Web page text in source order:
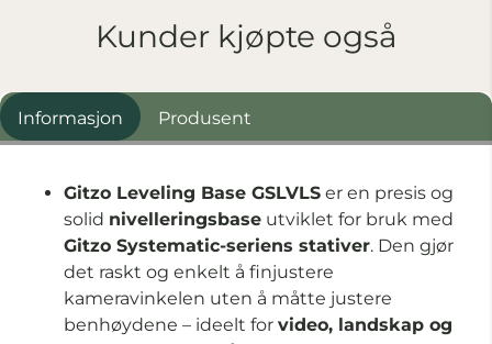
Kunder kjøpte også
Informasjon Produsent
Gitzo Leveling Base GSLVLS er en presis og
solid nivelleringsbase utviklet for bruk med
Gitzo Systematic-seriens stativer. Den gjør
det raskt og enkelt å finjustere
kameravinkelen uten å måtte justere
benhøydene – ideelt for video, landskap og